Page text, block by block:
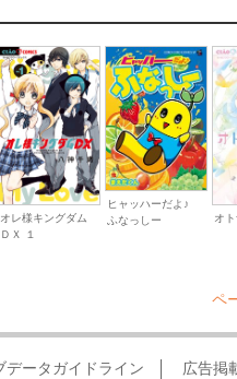
オレ様キングダム
ＤＸ １
ヒャッハーだよ♪
ふなっしー
オ
ペ
データガイドライン 広告掲